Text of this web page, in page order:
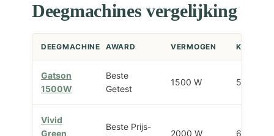
Deegmachines vergelijking
DEEGMACHINE AWARD VERMOGEN
Gatson
1500W
Beste
Getest
1500 W 5 L
Vivid
Green
Beste Prijs-
2000 W 6,2 L